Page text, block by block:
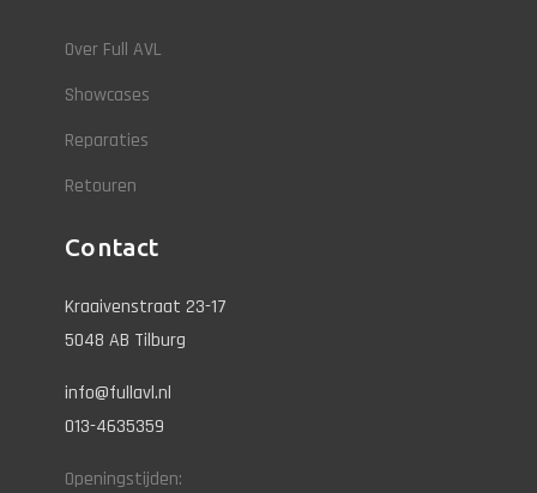
Over Full AVL
Showcases
Reparaties
Retouren
Contact
Kraaivenstraat 23-17
5048 AB Tilburg
info@fullavl.nl
013-4635359
Openingstijden: